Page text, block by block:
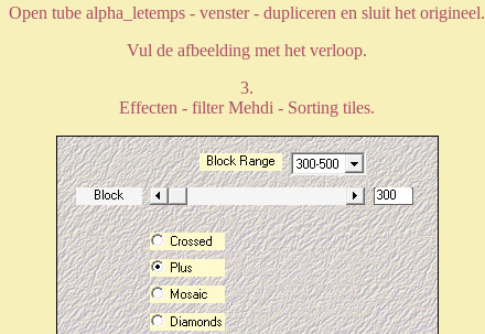
Open tube alpha_letemps - venster - dupliceren en sluit het origineel.
Vul de afbeelding met het verloop.
3.
Effecten - filter Mehdi - Sorting tiles.